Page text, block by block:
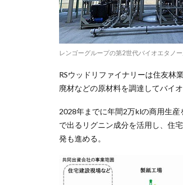
レンゴーグループの第2世代バイオエタノ
RSウッドリファイナリーは住友林
廃材などの原材料を調達してバイ
2028年までに年間2万klの商用生
で出るリグニン成分を活用し、住
発も進める。